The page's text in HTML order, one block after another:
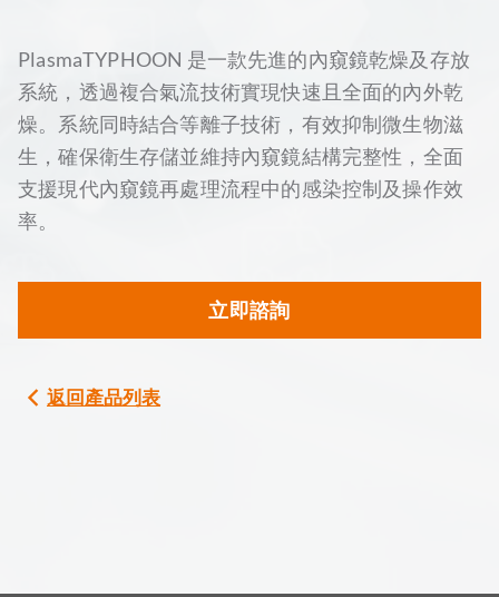
PlasmaTYPHOON 是一款先進的內窺鏡乾燥及存放
系統，透過複合氣流技術實現快速且全面的內外乾
燥。系統同時結合等離子技術，有效抑制微生物滋
生，確保衛生存儲並維持內窺鏡結構完整性，全面
支援現代內窺鏡再處理流程中的感染控制及操作效
率。
立即諮詢
返回產品列表